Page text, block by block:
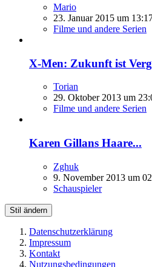
Mario
23. Januar 2015 um
Filme und andere Serien
X-Men: Zukunft ist
Torian
29. Oktober 2013 um
Filme und andere Serien
Karen Gillans Haare...
Zghuk
9. November 2013 um
Schauspieler
Stil ändern
Datenschutzerklärung
Impressum
Kontakt
Nutzungsbedingungen